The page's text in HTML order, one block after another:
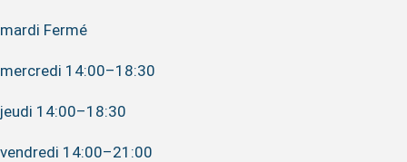
mardi Fermé
mercredi 14:00–18:30
jeudi 14:00–18:30
vendredi 14:00–21:00